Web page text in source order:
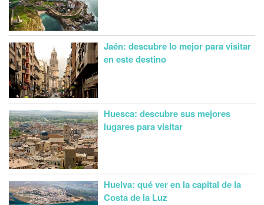
Jaén: descubre lo mejor para visitar
en este destino
Huesca: descubre sus mejores
lugares para visitar
Huelva: qué ver en la capital de la
Costa de la Luz